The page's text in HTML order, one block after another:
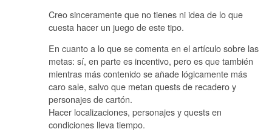
Creo sinceramente que no tienes ni idea de lo que
cuesta hacer un juego de este tipo.
En cuanto a lo que se comenta en el artículo sobre las
metas: sí, en parte es incentivo, pero es que también
mientras más contenido se añade lógicamente más
caro sale, salvo que metan quests de recadero y
personajes de cartón.
Hacer localizaciones, personajes y quests en
condiciones lleva tiempo.